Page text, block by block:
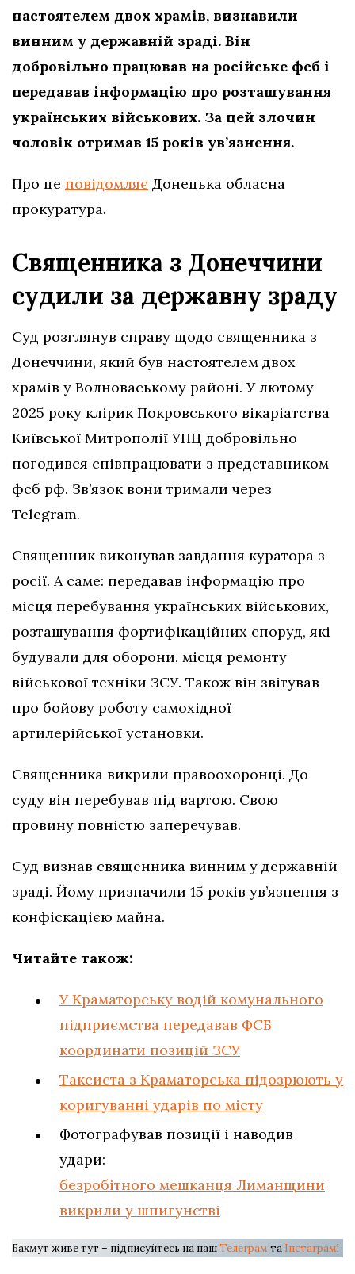
настоятелем двох храмів, визнавили
винним у державній зраді. Він
добровільно працював на російське фсб і
передавав інформацію про розташування
українських військових. За цей злочин
чоловік отримав 15 років ув’язнення.
Про це повідомляє Донецька обласна
прокуратура.
Священника з Донеччини
судили за державну зраду
Суд розглянув справу щодо священника з
Донеччини, який був настоятелем двох
храмів у Волноваському районі. У лютому
2025 року клірик Покровського вікаріатства
Київської Митрополії УПЦ добровільно
погодився співпрацювати з представником
фсб рф. Зв’язок вони тримали через
Telegram.
Священник виконував завдання куратора з
росії. А саме: передавав інформацію про
місця перебування українських військових,
розташування фортифікаційних споруд, які
будували для оборони, місця ремонту
військової техніки ЗСУ. Також він звітував
про бойову роботу самохідної
артилерійської установки.
Священника викрили правоохоронці. До
суду він перебував під вартою. Свою
провину повністю заперечував.
Суд визнав священника винним у державній
зраді. Йому призначили 15 років ув’язнення з
конфіскацією майна.
Читайте також:
У Краматорську водій комунального
підприємства передавав ФСБ
координати позицій ЗСУ
Таксиста з Краматорська підозрюють у
коригуванні ударів по місту
Фотографував позиції і наводив
удари:
безробітного мешканця Лиманщини
викрили у шпигунстві
Бахмут живе тут – підписуйтесь на нашТелеграм та Інстаграм!